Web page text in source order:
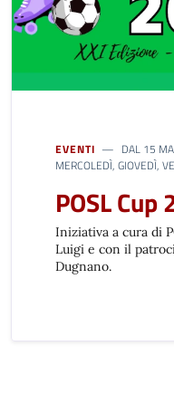
EVENTI
DAL 15
MERCOLEDÌ, GIOVEDÌ,
POSL Cup
Iniziativa a cura di
Luigi e con il
Dugnano.